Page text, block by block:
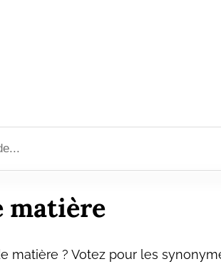
matière
matière ? Votez pour les